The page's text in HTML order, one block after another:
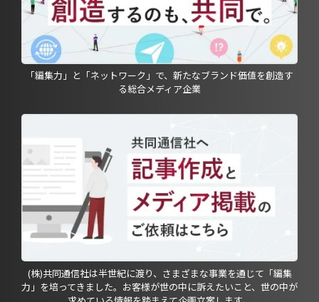
「編集力」と「ネットワーク」で、新たなブランド価値を創造す
る総合メディア企業
(株)共同通信社は半世紀に渡り、さまざまな事業を通じて「編集
力」を培ってきました。お客様が世の中に訴えたいこと、世の中が